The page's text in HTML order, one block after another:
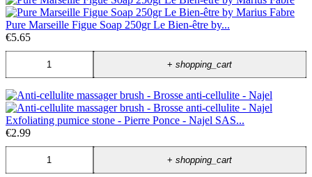
Pure Marseille Figue Soap 250gr Le Bien-être by...
€5.65
+shopping_cart
Exfoliating pumice stone - Pierre Ponce - Najel SAS...
€2.99
+shopping_cart